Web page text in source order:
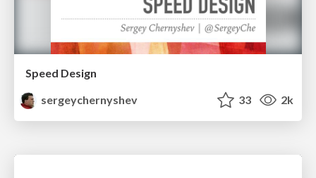
Speed Design
sergeychernyshev
33 2k